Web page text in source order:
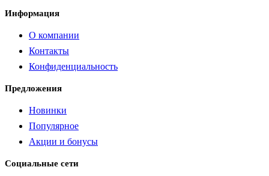
Информация
О компании
Контакты
Конфиденциальность
Предложения
Новинки
Популярное
Акции и бонусы
Социальные сети